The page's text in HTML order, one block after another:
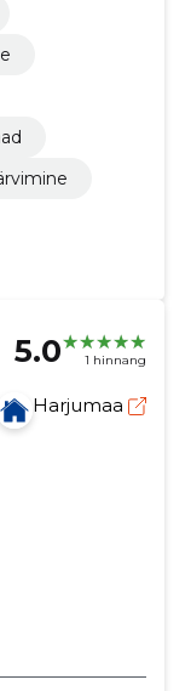
5.0 1 hinnang
Harjumaa